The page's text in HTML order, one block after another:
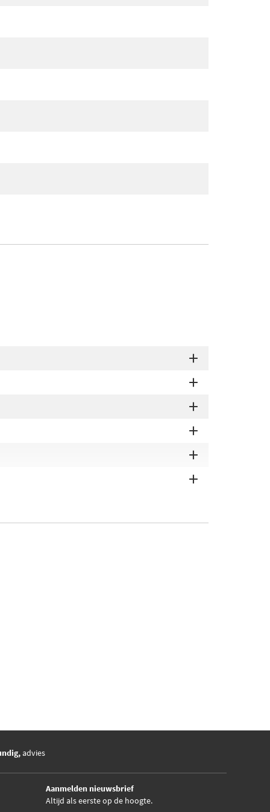
advies
Aanmelden nieuwsbrief
Altijd als eerste op de hoogte.